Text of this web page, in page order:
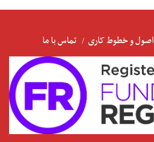
اصول و خطوط کاری تماس با ما